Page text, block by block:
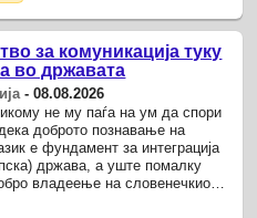
за комуникација туку
во државата
-08.08.2026
не му паѓа на ум да спори
доброто познавање на
е фундамент за интеграција
држава, а уште помалку
владеење на словенечкиот